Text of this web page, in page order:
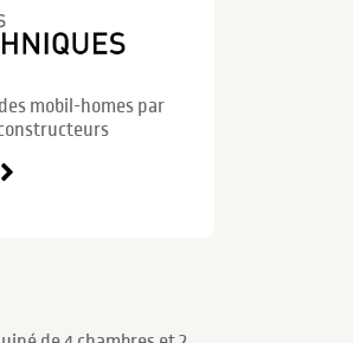
mobil-homes par